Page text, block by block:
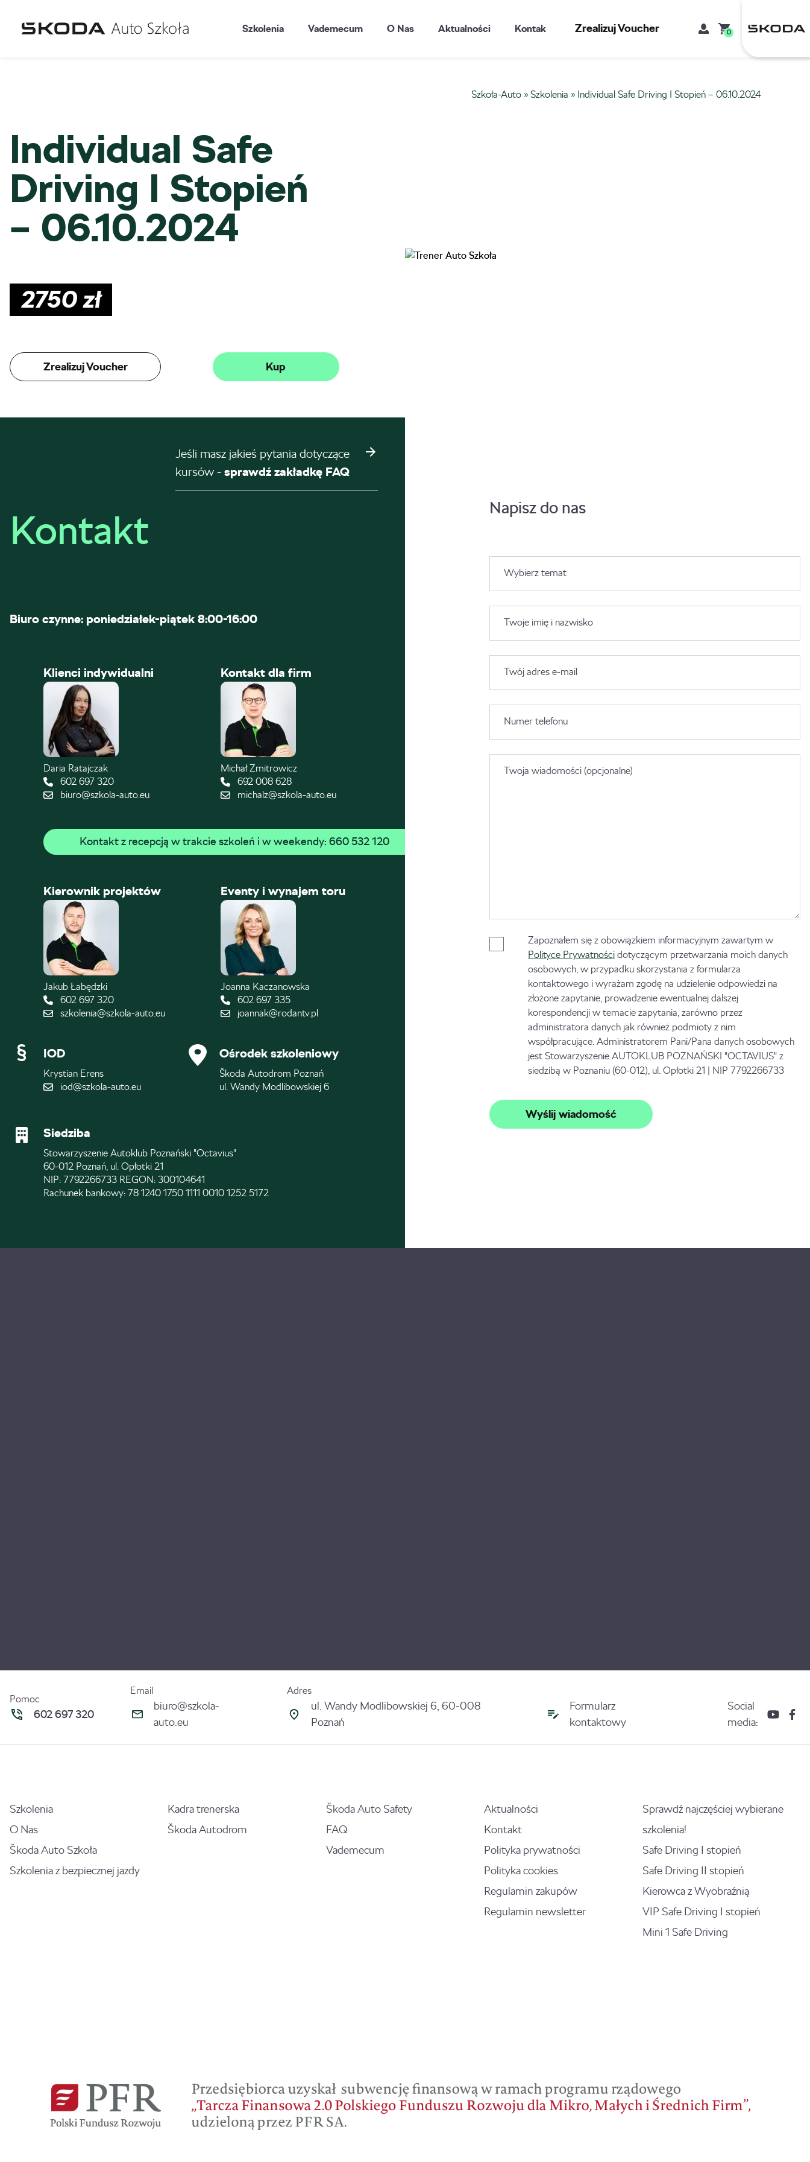
Szkolenia Vademecum O Nas Aktualności Kontakt Zrealizuj Voucher 0
Szkoła-Auto »Szkolenia » Individual Safe Driving I Stopień – 06.10.2024
Individual Safe
Driving I Stopień
– 06.10.2024
2750zł
Zrealizuj Voucher Kup
Jeśli masz jakieś pytania dotyczące
kursów - sprawdź zakładkę FAQ
Kontakt
Biuro czynne: poniedziałek-piątek 8:00-16:00
Klienci indywidualni
Daria Ratajczak
602 697 320
biuro@szkola-auto.eu
Kontakt dla firm
Michał Zmitrowicz
692 008 628
michalz@szkola-auto.eu
Kontakt z recepcją w trakcie szkoleń i w weekendy: 660 532 120
Kierownik projektów
Jakub Łabędzki
602 697 320
szkolenia@szkola-auto.eu
Eventy i wynajem toru
Joanna Kaczanowska
602 697 335
joannak@rodantv.pl
IOD
Krystian Erens
iod@szkola-auto.eu
Ośrodek szkoleniowy
Škoda Autodrom Poznań
ul. Wandy Modlibowskiej 6
Siedziba
Stowarzyszenie Autoklub Poznański "Octavius"
60-012 Poznań, ul. Opłotki 21
NIP: 7792266733 REGON: 300104641
Rachunek bankowy: 78 1240 1750 1111 0010 1252 5172
Napisz do nas
Wybierz temat
Twoje imię i nazwisko
Twój adres e-mail
Numer telefonu
Twoja wiadomości (opcjonalne)
Zapoznałem się z obowiązkiem informacyjnym zawartym w
Polityce Prywatnościdotyczącym przetwarzania moich danych
osobowych, w przypadku skorzystania z formularza
kontaktowego i wyrażam zgodę na udzielenie odpowiedzi na
złożone zapytanie, prowadzenie ewentualnej dalszej
korespondencji w temacie zapytania, zarówno przez
administratora danych jak również podmioty z nim
współpracujące. Administratorem Pani/Pana danych osobowych
jest Stowarzyszenie AUTOKLUB POZNAŃSKI "OCTAVIUS" z
siedzibą w Poznaniu (60-012), ul. Opłotki 21 | NIP 7792266733
Pomoc
602 697 320
Email
biuro@szkola-
auto.eu
Adres
ul. Wandy Modlibowskiej 6, 60-008
Poznań
Formularz
kontaktowy
Social
media:
Szkolenia
O Nas
Škoda Auto Szkoła
Szkolenia z bezpiecznej jazdy
Kadra trenerska
Škoda Autodrom
Škoda Auto Safety
FAQ
Vademecum
Aktualności
Kontakt
Polityka prywatności
Polityka cookies
Regulamin zakupów
Regulamin newsletter
Sprawdź najczęściej wybierane
szkolenia!
Safe Driving I stopień
Safe Driving II stopień
Kierowca z Wyobraźnią
VIP Safe Driving I stopień
Mini 1 Safe Driving